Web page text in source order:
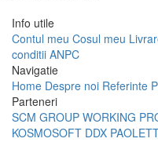
Info utile
Contul meu Cosul meu
conditii ANPC
Navigatie
Home Despre noi Referinte
Parteneri
SCM GROUP WORKING
KOSMOSOFT DDX